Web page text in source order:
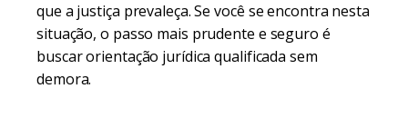
que a justiça prevaleça. Se você se encontra nesta
situação, o passo mais prudente e seguro é
buscar orientação jurídica qualificada sem
demora.